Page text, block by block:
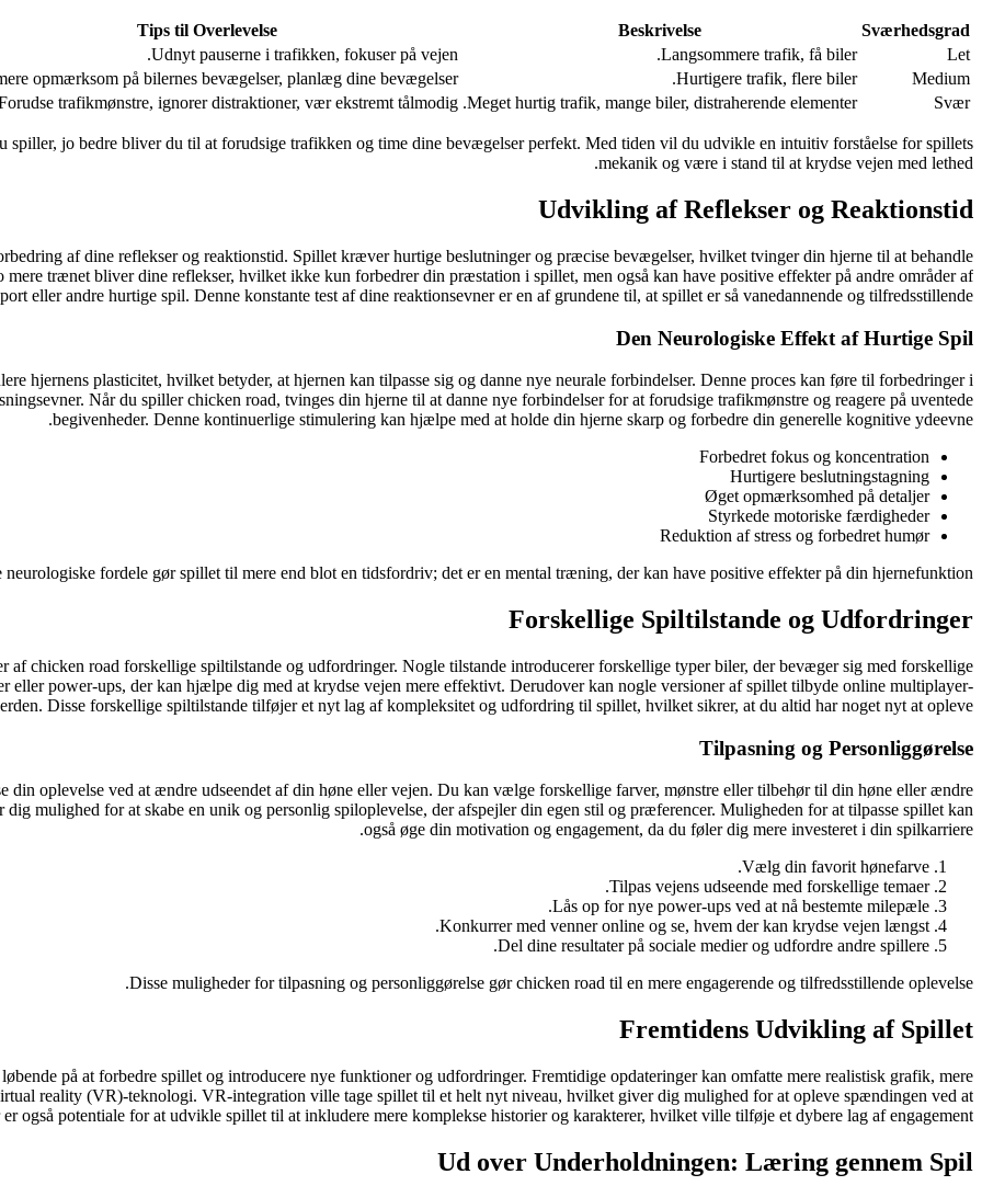
Sværhedsgrad
Beskrivelse
Tips til Overlevelse
Let
Langsommere trafik, få biler.
Udnyt pauserne i trafikken, fokuser på vejen.
Medium
Hurtigere trafik, flere biler.
opmærksom på bilernes bevægelser, planlæg dine bevægelser.
Svær
Meget hurtig trafik, mange biler, distraherende elementer.
trafikmønstre, ignorer distraktioner, vær ekstremt tålmodig.
spiller, jo bedre bliver du til at forudsige trafikken og time dine bevægelser perfekt. Med tiden vil du udvikle en intuitiv forståelse for spillets
mekanik og være i stand til at krydse vejen med lethed.
Udvikling af Reflekser og Reaktionstid
af dine reflekser og reaktionstid. Spillet kræver hurtige beslutninger og præcise bevægelser, hvilket tvinger din hjerne til at behandle
trænet bliver dine reflekser, hvilket ikke kun forbedrer din præstation i spillet, men også kan have positive effekter på andre områder af
eller andre hurtige spil. Denne konstante test af dine reaktionsevner er en af grundene til, at spillet er så vanedannende og tilfredsstillende.
Den Neurologiske Effekt af Hurtige Spil
hjernens plasticitet, hvilket betyder, at hjernen kan tilpasse sig og danne nye neurale forbindelser. Denne proces kan føre til forbedringer i
Når du spillerchicken road, tvinges din hjerne til at danne nye forbindelser for at forudsige trafikmønstre og reagere på uventede
begivenheder. Denne kontinuerlige stimulering kan hjælpe med at holde din hjerne skarp og forbedre din generelle kognitive ydeevne.
Forbedret fokus og koncentration
Hurtigere beslutningstagning
Øget opmærksomhed på detaljer
Styrkede motoriske færdigheder
Reduktion af stress og forbedret humør
neurologiske fordele gør spillet til mere end blot en tidsfordriv; det er en mental træning, der kan have positive effekter på din hjernefunktion.
Forskellige Spiltilstande og Udfordringer
afchicken road forskellige spiltilstande og udfordringer. Nogle tilstande introducerer forskellige typer biler, der bevæger sig med forskellige
eller power-ups, der kan hjælpe dig med at krydse vejen mere effektivt. Derudover kan nogle versioner af spillet tilbyde online multiplayer-
Disse forskellige spiltilstande tilføjer et nyt lag af kompleksitet og udfordring til spillet, hvilket sikrer, at du altid har noget nyt at opleve.
Tilpasning og Personliggørelse
din oplevelse ved at ændre udseendet af din høne eller vejen. Du kan vælge forskellige farver, mønstre eller tilbehør til din høne eller ændre
mulighed for at skabe en unik og personlig spiloplevelse, der afspejler din egen stil og præferencer. Muligheden for at tilpasse spillet kan
også øge din motivation og engagement, da du føler dig mere investeret i din spilkarriere.
Vælg din favorit hønefarve.
Tilpas vejens udseende med forskellige temaer.
Lås op for nye power-ups ved at nå bestemte milepæle.
Konkurrer med venner online og se, hvem der kan krydse vejen længst.
Del dine resultater på sociale medier og udfordre andre spillere.
Disse muligheder for tilpasning og personliggørelse gørchicken road til en mere engagerende og tilfredsstillende oplevelse.
Fremtidens Udvikling af Spillet
på at forbedre spillet og introducere nye funktioner og udfordringer. Fremtidige opdateringer kan omfatte mere realistisk grafik, mere
reality (VR)-teknologi. VR-integration ville tage spillet til et helt nyt niveau, hvilket giver dig mulighed for at opleve spændingen ved at
også potentiale for at udvikle spillet til at inkludere mere komplekse historier og karakterer, hvilket ville tilføje et dybere lag af engagement.
Ud over Underholdningen: Læring gennem Spil